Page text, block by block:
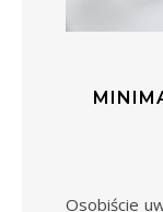
Osobiście uważam, że im mniej różnych, często